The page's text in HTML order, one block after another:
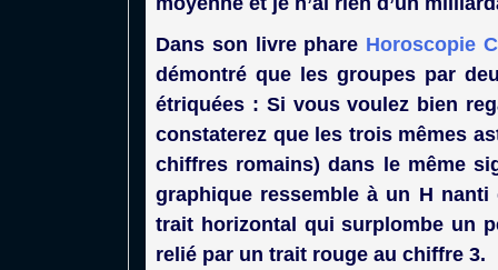
Dans son livre phare Horoscopie
démontré que les groupes par
étriquées : Si vous voulez bien
constaterez que les trois mêmes
chiffres romains) dans le même
graphique ressemble à un H
trait horizontal qui surplombe un
relié par un trait rouge au chiffre 3.